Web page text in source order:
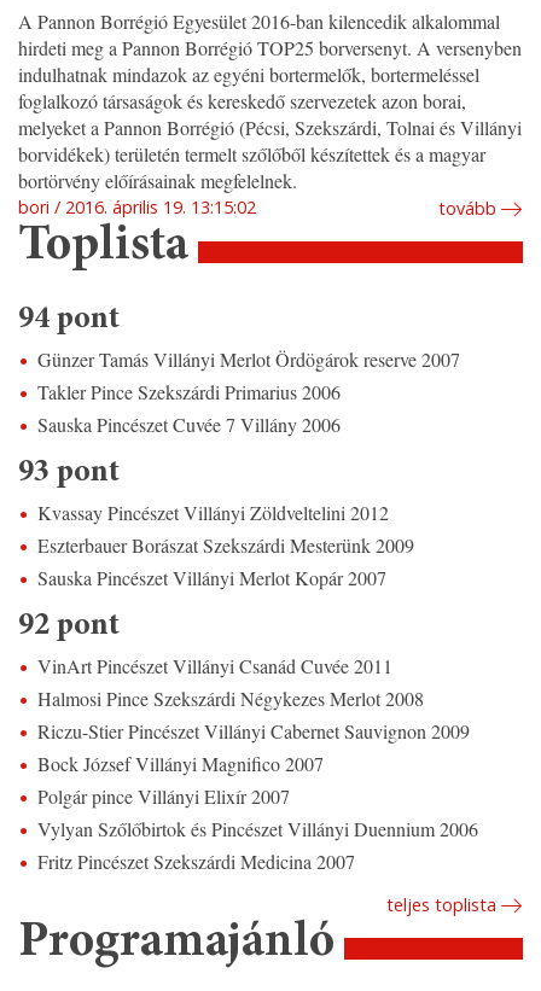
A Pannon Borrégió Egyesület 2016-ban kilencedik alkalommal
hirdeti meg a Pannon Borrégió TOP25 borversenyt. A versenyben
indulhatnak mindazok az egyéni bortermelők, bortermeléssel
foglalkozó társaságok és kereskedő szervezetek azon borai,
melyeket a Pannon Borrégió (Pécsi, Szekszárdi, Tolnai és Villányi
borvidékek) területén termelt szőlőből készítettek és a magyar
bortörvény előírásainak megfelelnek.
bori 2016. április 19. 13:15:02 tovább
Toplista
94 pont
Günzer Tamás Villányi Merlot Ördögárok reserve 2007
Takler Pince Szekszárdi Primarius 2006
Sauska Pincészet Cuvée 7 Villány 2006
93 pont
Kvassay Pincészet Villányi Zöldveltelini 2012
Eszterbauer Borászat Szekszárdi Mesterünk 2009
Sauska Pincészet Villányi Merlot Kopár 2007
92 pont
VinArt Pincészet Villányi Csanád Cuvée 2011
Halmosi Pince Szekszárdi Négykezes Merlot 2008
Riczu-Stier Pincészet Villányi Cabernet Sauvignon 2009
Bock József Villányi Magnifico 2007
Polgár pince Villányi Elixír 2007
Vylyan Szőlőbirtok és Pincészet Villányi Duennium 2006
Fritz Pincészet Szekszárdi Medicina 2007
teljes toplista
Programajánló